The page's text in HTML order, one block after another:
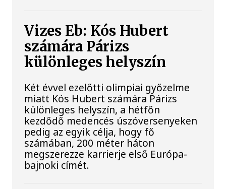
Vizes Eb: Kós Hubert
számára Párizs
különleges helyszín
Két évvel ezelőtti olimpiai győzelme
miatt Kós Hubert számára Párizs
különleges helyszín, a hétfőn
kezdődő medencés úszóversenyeken
pedig az egyik célja, hogy fő
számában, 200 méter háton
megszerezze karrierje első Európa-
bajnoki címét.